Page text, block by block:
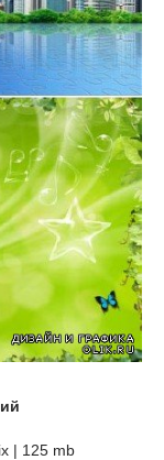
| 125 mb